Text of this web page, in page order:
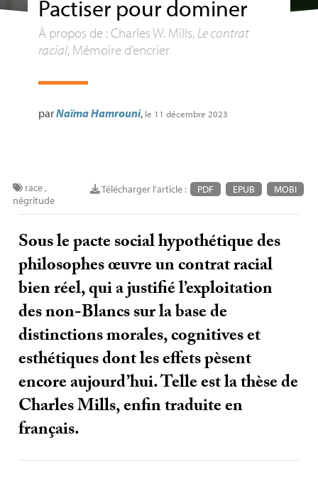
Pactiser pour dominer
À propos de : Charles W. Mills, Le contrat
racial, Mémoire d’encrier
parNaïma Hamrouni, le 11 décembre 2023
Télécharger l'article : PDF EPUB MOBI
race,
négritude
Sous le pacte social hypothétique des
philosophes œuvre un contrat racial
bien réel, qui a justifié l’exploitation
des non-Blancs sur la base de
distinctions morales, cognitives et
esthétiques dont les effets pèsent
encore aujourd’hui. Telle est la thèse de
Charles Mills, enfin traduite en
français.